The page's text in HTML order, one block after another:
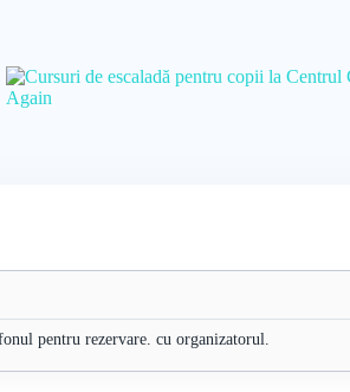
pentru rezervare. cu organizatorul.